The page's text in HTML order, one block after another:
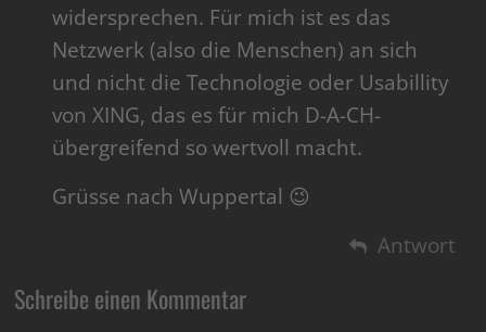
widersprechen. Für mich ist es das
Netzwerk (also die Menschen) an sich
und nicht die Technologie oder Usabillity
von XING, das es für mich D-A-CH-
übergreifend so wertvoll macht.
Grüsse nach Wuppertal 😉
Antwort
Schreibe einen Kommentar